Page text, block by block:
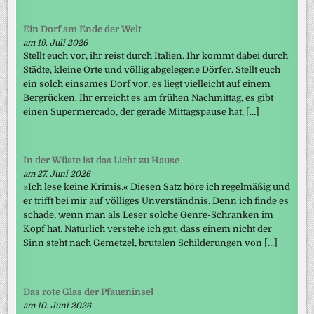
Ein Dorf am Ende der Welt
am 19. Juli 2026
Stellt euch vor, ihr reist durch Italien. Ihr kommt dabei durch
Städte, kleine Orte und völlig abgelegene Dörfer. Stellt euch
ein solch einsames Dorf vor, es liegt vielleicht auf einem
Bergrücken. Ihr erreicht es am frühen Nachmittag, es gibt
einen Supermercado, der gerade Mittagspause hat, […]
In der Wüste ist das Licht zu Hause
am 27. Juni 2026
»Ich lese keine Krimis.« Diesen Satz höre ich regelmäßig und
er trifft bei mir auf völliges Unverständnis. Denn ich finde es
schade, wenn man als Leser solche Genre-Schranken im
Kopf hat. Natürlich verstehe ich gut, dass einem nicht der
Sinn steht nach Gemetzel, brutalen Schilderungen von […]
Das rote Glas der Pfaueninsel
am 10. Juni 2026